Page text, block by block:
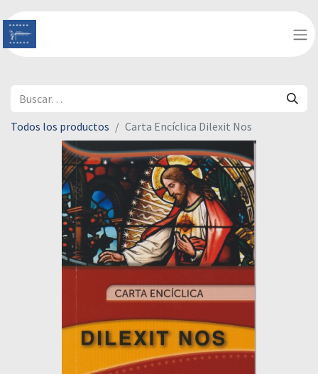
Todos los productos Carta Encíclica Dilexit Nos